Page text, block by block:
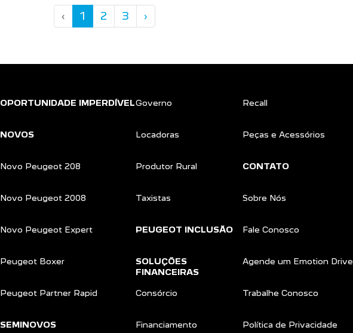
‹ 1 2 3 ›
OPORTUNIDADE IMPERDÍVEL
NOVOS
Novo Peugeot 208
Novo Peugeot 2008
Novo Peugeot Expert
Peugeot Boxer
Peugeot Partner Rapid
SEMINOVOS
Governo
Locadoras
Produtor Rural
Taxistas
PEUGEOT INCLUSÃO
SOLUÇÕES
FINANCEIRAS
Consórcio
Financiamento
Recall
Peças e Acessórios
CONTATO
Sobre Nós
Fale Conosco
Agende um Emotion Drive
Trabalhe Conosco
Política de Privacidade